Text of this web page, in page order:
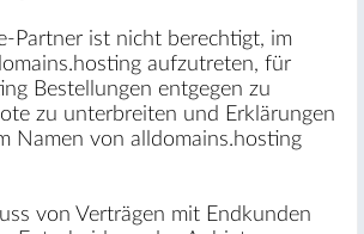
Partner ist nicht berechtigt, im
aufzutreten, für
Bestellungen entgegen zu
zu unterbreiten und Erklärungen
Namen von alldomains.hosting
von Verträgen mit Endkunden